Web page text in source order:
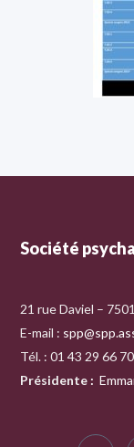
Société
21 rue Daviel –
E-mail :
Tél. : 01 43 29 66 70
Présidente :